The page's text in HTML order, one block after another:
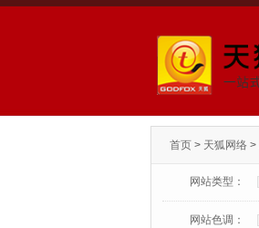
首页 > 天狐网络 >
网站类型：
网站色调：